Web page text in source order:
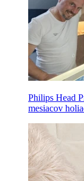
Philips Head
mesiacov